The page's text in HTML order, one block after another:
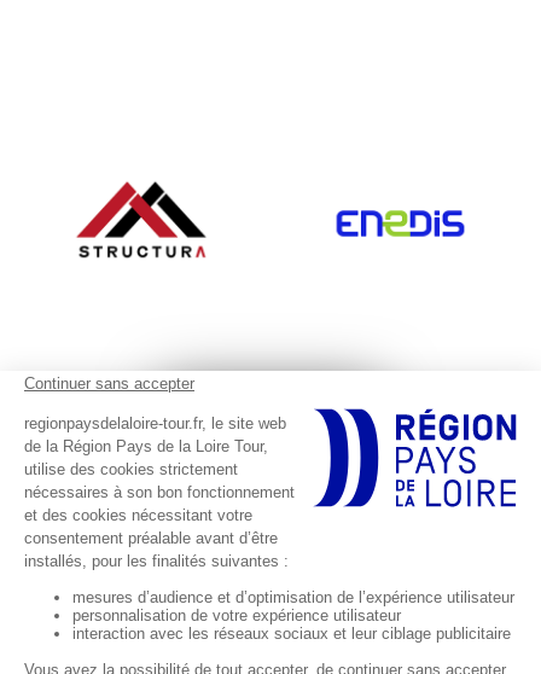
Footer réseaux sociaux
Suivez-nous sur les réseaux sociaux